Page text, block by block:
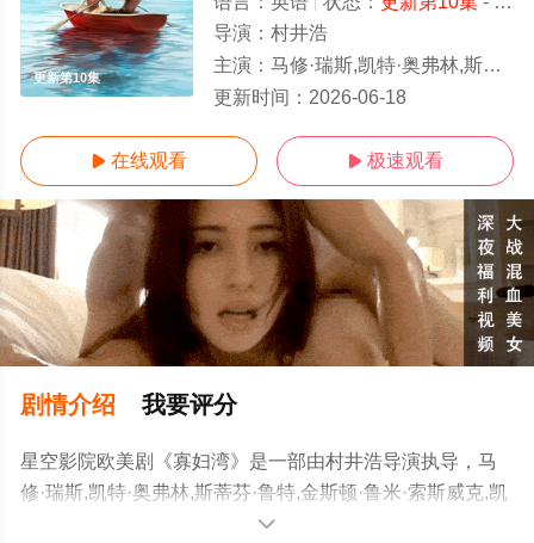
更新第10集
导演： 村井浩
主演： 马修·瑞斯,凯特·奥弗林,斯蒂芬·鲁特,金斯顿·鲁米·索斯威克,凯文·卡罗尔,戴尔·迪奇,Ava,Gaud
更新时间： 2026-06-18
 在线观看  极速观看
剧情介绍 我要评分
星空影院欧美剧《寡妇湾》是一部由村井浩导演执导，马
修·瑞斯,凯特·奥弗林,斯蒂芬·鲁特,金斯顿·鲁米·索斯威克,凯
文·卡罗尔,戴尔·迪奇,Ava,Gaudet,威廉·希尔,戴维·阿姆斯特
